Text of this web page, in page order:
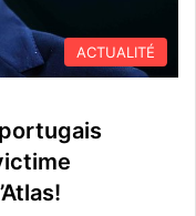
ACTUALITÉ